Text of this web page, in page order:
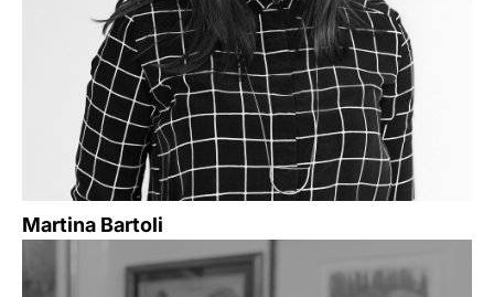
Martina Bartoli